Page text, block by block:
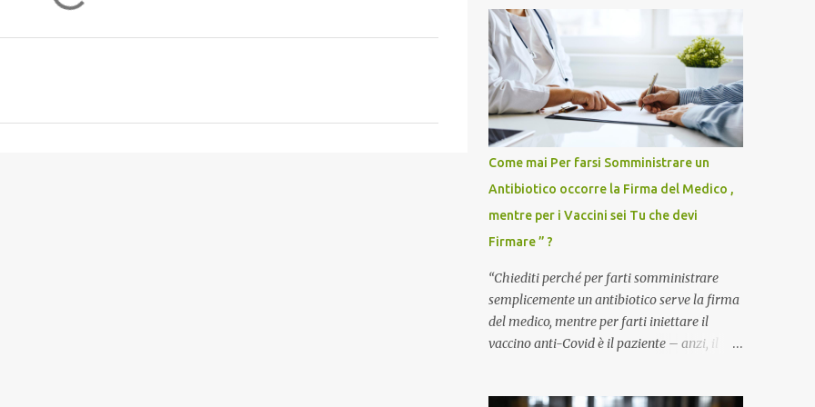
Come mai Per farsi Somministrare un
Antibiotico occorre la Firma del Medico ,
mentre per i Vaccini sei Tu che devi
Firmare ” ?
“Chiediti perché per farti somministrare
semplicemente un antibiotico serve la firma
del medico, mentre per farti iniettare il
vaccino anti-Covid è il paziente – anzi, il